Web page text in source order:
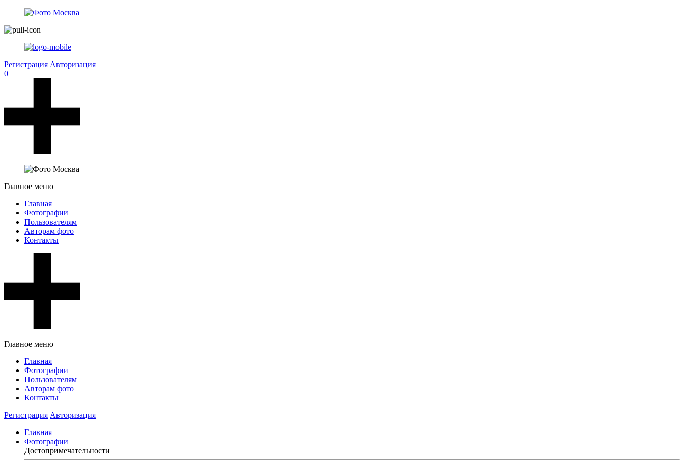
Регистрация Авторизация
0
Главное меню
Главная
Фотографии
Пользователям
Авторам фото
Контакты
Главное меню
Главная
Фотографии
Пользователям
Авторам фото
Контакты
Регистрация Авторизация
Главная
Фотографии
Достопримечательности